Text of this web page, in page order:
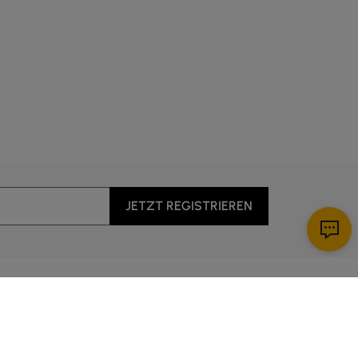
für Dekorationsgegenstände, Schlüssel
JETZT REGISTRIEREN